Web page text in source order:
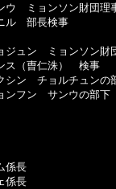
ミョンソン財団理
部長検事
ン　ミョンソン財
曺仁洙）　検事
　チョルチュン
ン　サンウの部下
長
係長